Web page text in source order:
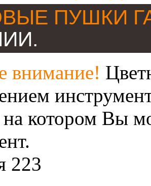
ПУШКИ
внимание!
на котором Вы
223